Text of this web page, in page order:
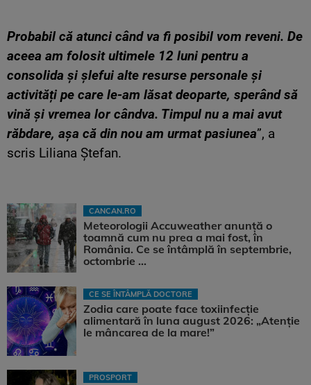
Probabil că atunci când va fi posibil vom reveni. De
aceea am folosit ultimele 12 luni pentru a
consolida și șlefui alte resurse personale și
activități pe care le-am lăsat deoparte, sperând să
vină și vremea lor cândva. Timpul nu a mai avut
răbdare, așa că din nou am urmat pasiunea”, a
scris Liliana Ștefan.
CANCAN.RO
Meteorologii Accuweather anunță o
toamnă cum nu prea a mai fost, în
România. Ce se întâmplă în septembrie,
octombrie ...
CE SE ÎNTÂMPLĂ DOCTORE
Zodia care poate face toxiinfecție
alimentară în luna august 2026: „Atenție
le mâncarea de la mare!”
PROSPORT